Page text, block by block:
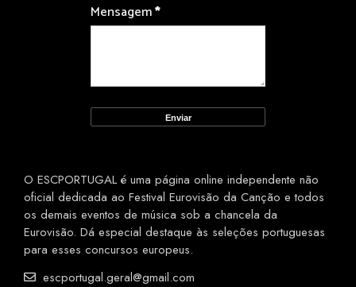
Mensagem*
O ESCPORTUGAL é uma página online independente não
oficial dedicada ao Festival Eurovisão da Canção e todos
os demais eventos de música sob a chancela da
Eurovisão. Dá especial destaque às seleções portuguesas
para esses concursos europeus.
escportugal.geral@gmail.com